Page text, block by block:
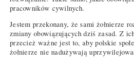
pracowników cywilnych.
Jestem przekonany, że sami żołnierze
zmiany obowiązujących dziś zasad. Z
przecież ważne jest to, aby polskie
żołnierze nie nadużywają